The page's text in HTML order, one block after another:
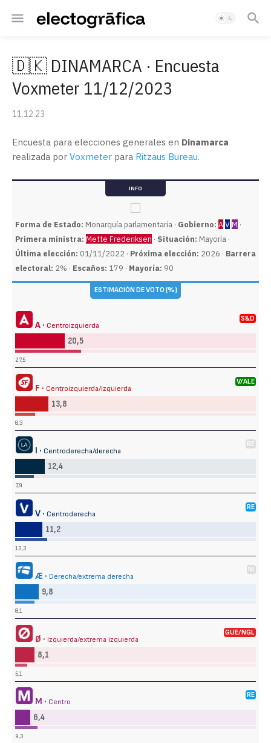
🇩🇰 DINAMARCA · Encuesta
Voxmeter 11/12/2023
11.12.23
Encuesta para elecciones generales en Dinamarca
realizada por Voxmeter para Ritzaus Bureau.
INFO
Forma de Estado: Monarquía parlamentaria · Gobierno: AVM ·
Primera ministra: Mette Frederiksen · Situación: Mayoría ·
Última elección: 01/11/2022 · Próxima elección: 2026 · Barrera
electoral: 2% · Escaños: 179 · Mayoría: 90
ESTIMACIÓN DE VOTO (%)
A · Centroizquierda
S&D
20,5
27,5
F · Centroizquierda/izquierda
V/ALE
13,8
8,3
I · Centroderecha/derecha
RE
12,4
7,9
V · Centroderecha
RE
11,2
13,3
Æ · Derecha/extrema derecha
NI
9,8
8,1
Ø · Izquierda/extrema izquierda
GUE/NGL
8,1
5,1
M · Centro
RE
6,4
9,3